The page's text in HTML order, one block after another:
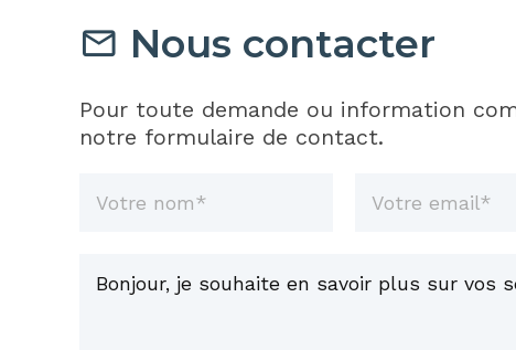
Nous contacter
Pour toute demande ou information
notre formulaire de contact.